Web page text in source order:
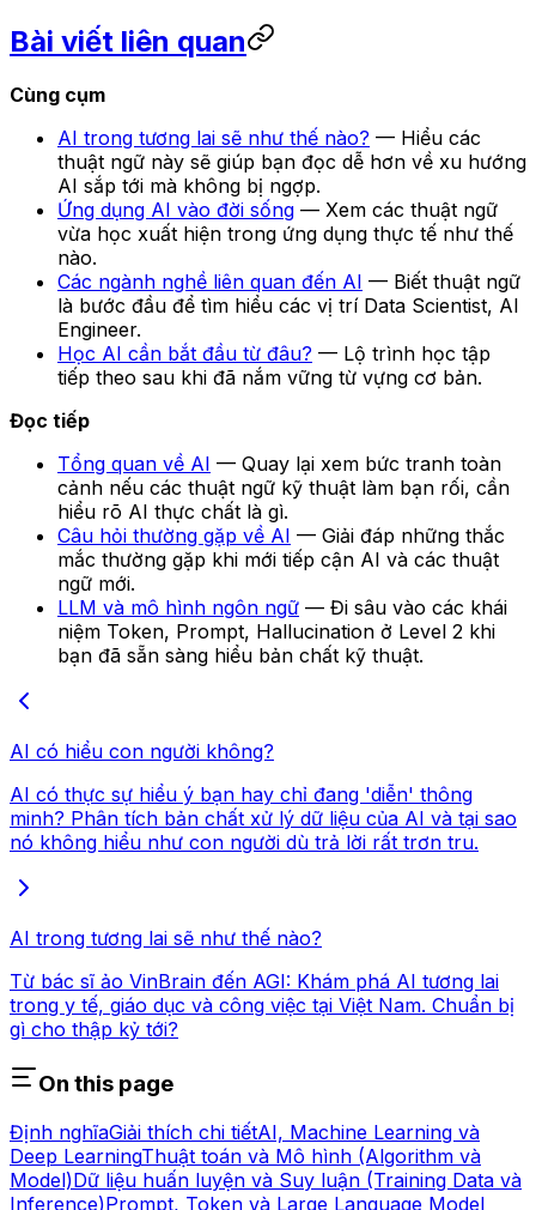
Bài viết liên quan
Cùng cụm
AI trong tương lai sẽ như thế nào? — Hiểu các
thuật ngữ này sẽ giúp bạn đọc dễ hơn về xu hướng
AI sắp tới mà không bị ngợp.
Ứng dụng AI vào đời sống — Xem các thuật ngữ
vừa học xuất hiện trong ứng dụng thực tế như thế
nào.
Các ngành nghề liên quan đến AI — Biết thuật ngữ
là bước đầu để tìm hiểu các vị trí Data Scientist, AI
Engineer.
Học AI cần bắt đầu từ đâu? — Lộ trình học tập
tiếp theo sau khi đã nắm vững từ vựng cơ bản.
Đọc tiếp
Tổng quan về AI — Quay lại xem bức tranh toàn
cảnh nếu các thuật ngữ kỹ thuật làm bạn rối, cần
hiểu rõ AI thực chất là gì.
Câu hỏi thường gặp về AI — Giải đáp những thắc
mắc thường gặp khi mới tiếp cận AI và các thuật
ngữ mới.
LLM và mô hình ngôn ngữ — Đi sâu vào các khái
niệm Token, Prompt, Hallucination ở Level 2 khi
bạn đã sẵn sàng hiểu bản chất kỹ thuật.
AI có hiểu con người không?
AI có thực sự hiểu ý bạn hay chỉ đang 'diễn' thông
minh? Phân tích bản chất xử lý dữ liệu của AI và tại sao
nó không hiểu như con người dù trả lời rất trơn tru.
AI trong tương lai sẽ như thế nào?
Từ bác sĩ ảo VinBrain đến AGI: Khám phá AI tương lai
trong y tế, giáo dục và công việc tại Việt Nam. Chuẩn bị
gì cho thập kỷ tới?
On this page
Định nghĩaGiải thích chi tiếtAI, Machine Learning và
Deep LearningThuật toán và Mô hình (Algorithm và
Model)Dữ liệu huấn luyện và Suy luận (Training Data và
Inference)Prompt, Token và Large Language Model